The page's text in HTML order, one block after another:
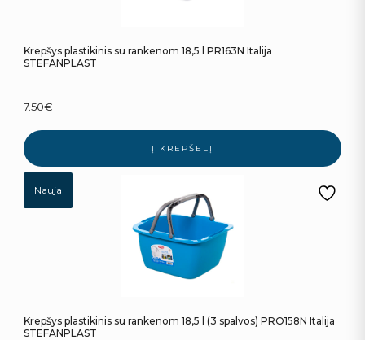
Krepšys plastikinis su rankenom 18,5 l PR163N Italija
STEFANPLAST
7.50€
Į KREPŠELĮ
Nauja
Krepšys plastikinis su rankenom 18,5 l (3 spalvos) PRO158N Italija
STEFANPLAST